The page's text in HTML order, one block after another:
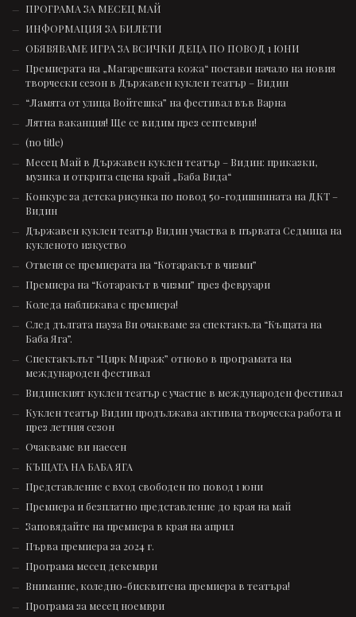
ПРОГРАМА ЗА МЕСЕЦ МАЙ
ИНФОРМАЦИЯ ЗА БИЛЕТИ
ОБЯВЯВАМЕ ИГРА ЗА ВСИЧКИ ДЕЦА ПО ПОВОД 1 ЮНИ
Премиерата на „Магарешката кожа“ постави начало на новия
творчески сезон в Държавен куклен театър – Видин
“Ламята от улица Войтешка” на фестивал във Варна
Лятна ваканция! Ще се видим през септември!
(no title)
Месец Май в Държавен куклен театър – Видин: приказки,
музика и открита сцена край „Баба Вида“
Конкурс за детска рисунка по повод 50-годишнината на ДКТ –
Видин
Държавен куклен театър Видин участва в първата Седмица на
кукленото изкуство
Отменя се премиерата на “Котаракът в чизми”
Премиера на “Котаракът в чизми” през февруари
Коледа наближава с премиера!
След дългата пауза Ви очакваме за спектакъла “Къщата на
Баба Яга”.
Спектакълът “Цирк Мираж” отново в програмата на
международен фестивал
Видинският куклен театър с участие в международен фестивал
Куклен театър Видин продължава активна творческа работа и
през летния сезон
Очакваме ви наесен
КЪЩАТА НА БАБА ЯГА
Представление с вход свободен по повод 1 юни
Премиера и безплатно представление до края на май
Заповядайте на премиера в края на април
Първа премиера за 2024 г.
Програма месец декември
Внимание, коледно-бисквитена премиера в театъра!
Програма за месец ноември